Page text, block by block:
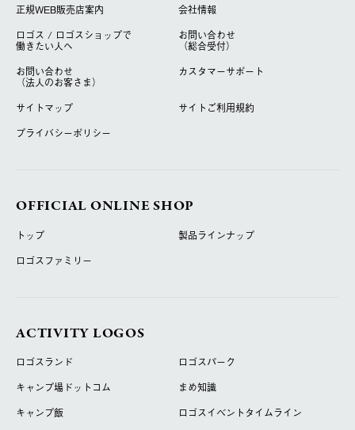
正規WEB販売店案内
会社情報
ロゴス / ロゴスショップで
働きたい人へ
お問い合わせ
（総合受付）
お問い合わせ
（法人のお客さま）
カスタマーサポート
サイトマップ
サイトご利用規約
プライバシーポリシー
OFFICIAL ONLINE SHOP
トップ
製品ラインナップ
ロゴスファミリー
ACTIVITY LOGOS
ロゴスランド
ロゴスパーク
キャンプ場ドットコム
まめ知識
キャンプ飯
ロゴスイベントタイムライン